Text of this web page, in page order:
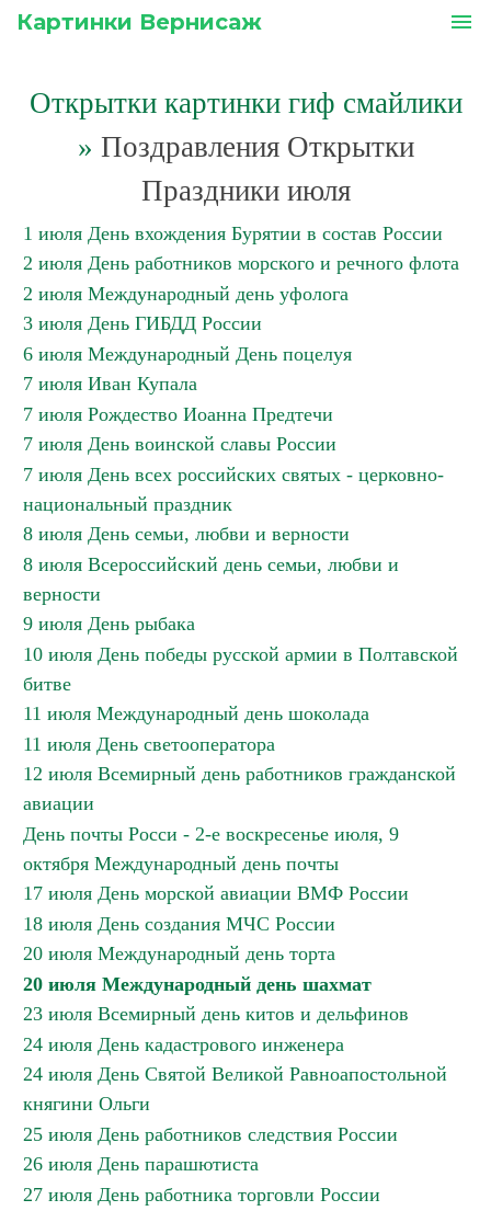
Картинки Вернисаж menu
Открытки картинки гиф смайлики
» Поздравления Открытки
Праздники июля
1 июля День вхождения Бурятии в состав России
2 июля День работников морского и речного флота
2 июля Международный день уфолога
3 июля День ГИБДД России
6 июля Международный День поцелуя
7 июля Иван Купала
7 июля Рождество Иоанна Предтечи
7 июля День воинской славы России
7 июля День всех российских святых - церковно-
национальный праздник
8 июля День семьи, любви и верности
8 июля Всероссийский день семьи, любви и
верности
9 июля День рыбака
10 июля День победы русской армии в Полтавской
битве
11 июля Международный день шоколада
11 июля День светооператора
12 июля Всемирный день работников гражданской
авиации
День почты Росси - 2-е воскресенье июля, 9
октября Международный день почты
17 июля День морской авиации ВМФ России
18 июля День создания МЧС России
20 июля Международный день торта
20 июля Международный день шахмат
23 июля Всемирный день китов и дельфинов
24 июля День кадастрового инженера
24 июля День Святой Великой Равноапостольной
княгини Ольги
25 июля День работников следствия России
26 июля День парашютиста
27 июля День работника торговли России